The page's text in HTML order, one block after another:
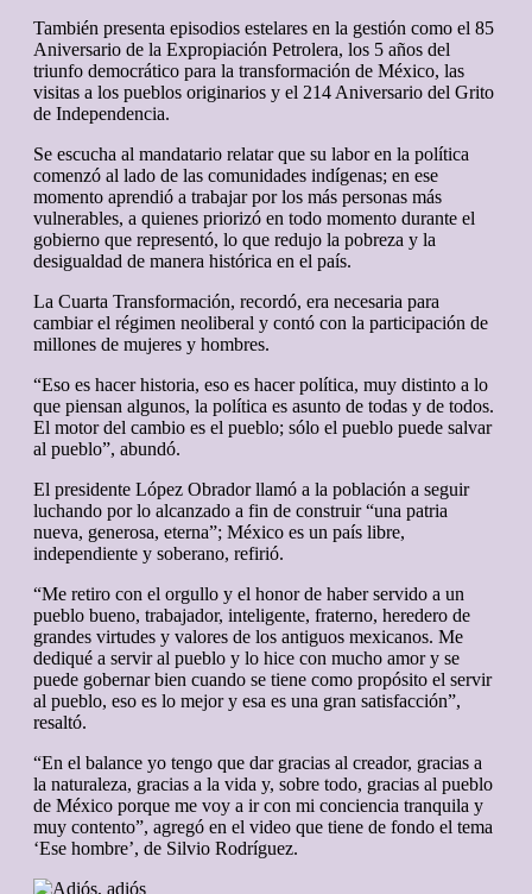
También presenta episodios estelares en la gestión como el 85
Aniversario de la Expropiación Petrolera, los 5 años del
triunfo democrático para la transformación de México, las
visitas a los pueblos originarios y el 214 Aniversario del Grito
de Independencia.
Se escucha al mandatario relatar que su labor en la política
comenzó al lado de las comunidades indígenas; en ese
momento aprendió a trabajar por los más personas más
vulnerables, a quienes priorizó en todo momento durante el
gobierno que representó, lo que redujo la pobreza y la
desigualdad de manera histórica en el país.
La Cuarta Transformación, recordó, era necesaria para
cambiar el régimen neoliberal y contó con la participación de
millones de mujeres y hombres.
“Eso es hacer historia, eso es hacer política, muy distinto a lo
que piensan algunos, la política es asunto de todas y de todos.
El motor del cambio es el pueblo; sólo el pueblo puede salvar
al pueblo”, abundó.
El presidente López Obrador llamó a la población a seguir
luchando por lo alcanzado a fin de construir “una patria
nueva, generosa, eterna”; México es un país libre,
independiente y soberano, refirió.
“Me retiro con el orgullo y el honor de haber servido a un
pueblo bueno, trabajador, inteligente, fraterno, heredero de
grandes virtudes y valores de los antiguos mexicanos. Me
dediqué a servir al pueblo y lo hice con mucho amor y se
puede gobernar bien cuando se tiene como propósito el servir
al pueblo, eso es lo mejor y esa es una gran satisfacción”,
resaltó.
“En el balance yo tengo que dar gracias al creador, gracias a
la naturaleza, gracias a la vida y, sobre todo, gracias al pueblo
de México porque me voy a ir con mi conciencia tranquila y
muy contento”, agregó en el video que tiene de fondo el tema
‘Ese hombre’, de Silvio Rodríguez.